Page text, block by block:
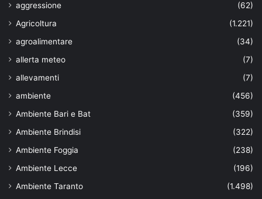
aggressione
(62)
Agricoltura
(1.221)
agroalimentare
(34)
allerta meteo
(7)
allevamenti
(7)
ambiente
(456)
Ambiente Bari e Bat
(359)
Ambiente Brindisi
(322)
Ambiente Foggia
(238)
Ambiente Lecce
(196)
Ambiente Taranto
(1.498)